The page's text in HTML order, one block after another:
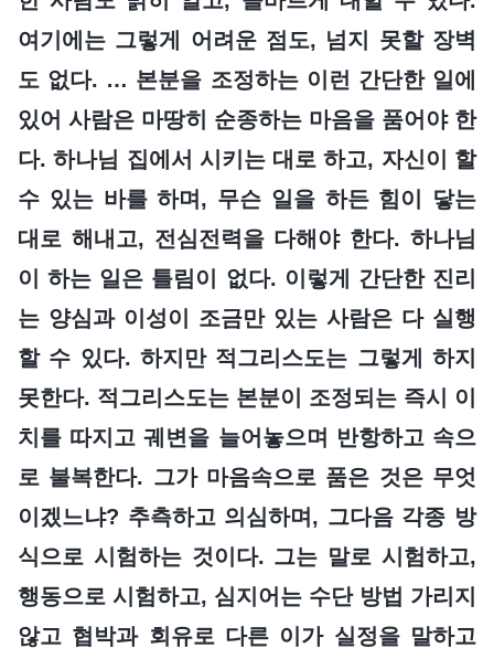
여기에는 그렇게 어려운 점도, 넘지 못할 장벽
도 없다. … 본분을 조정하는 이런 간단한 일에
있어 사람은 마땅히 순종하는 마음을 품어야 한
다. 하나님 집에서 시키는 대로 하고, 자신이 할
수 있는 바를 하며, 무슨 일을 하든 힘이 닿는
대로 해내고, 전심전력을 다해야 한다. 하나님
이 하는 일은 틀림이 없다. 이렇게 간단한 진리
는 양심과 이성이 조금만 있는 사람은 다 실행
할 수 있다. 하지만 적그리스도는 그렇게 하지
못한다. 적그리스도는 본분이 조정되는 즉시 이
치를 따지고 궤변을 늘어놓으며 반항하고 속으
로 불복한다. 그가 마음속으로 품은 것은 무엇
이겠느냐? 추측하고 의심하며, 그다음 각종 방
식으로 시험하는 것이다. 그는 말로 시험하고,
행동으로 시험하고, 심지어는 수단 방법 가리지
않고 협박과 회유로 다른 이가 실정을 말하고